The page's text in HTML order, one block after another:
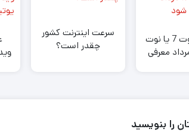
گلکسی نوت 7 یا نوت
۱۲ مرداد معرفی
سرعت اینترنت کشور
چقدر است؟
را بنویسید